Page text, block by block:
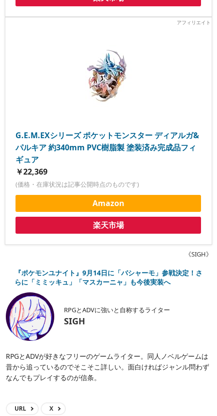
G.E.M.EXシリーズ ポケットモンスター ディアルガ&
パルキア 約340mm PVC樹脂製 塗装済み完成品フィ
ギュア
￥22,369
(価格・在庫状況は記事公開時点のものです)
Amazon
楽天市場
《SIGH》
『ポケモンユナイト』9月14日に「バシャーモ」参戦決定！さ
らに「ミミッキュ」「マスカーニャ」も今後実装へ
RPGとADVに強いと自称するライター
SIGH
RPGとADVが好きなフリーのゲームライター。同人ノベルゲームは
昔から追っているのでそこそこ詳しい。面白ければジャンル問わず
なんでもプレイするのが信条。
URL X